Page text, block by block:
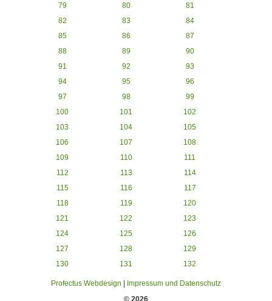
79
80
81
82
83
84
85
86
87
88
89
90
91
92
93
94
95
96
97
98
99
100
101
102
103
104
105
106
107
108
109
110
111
112
113
114
115
116
117
118
119
120
121
122
123
124
125
126
127
128
129
130
131 132
Profectus Webdesign
Impressum und Datenschutz